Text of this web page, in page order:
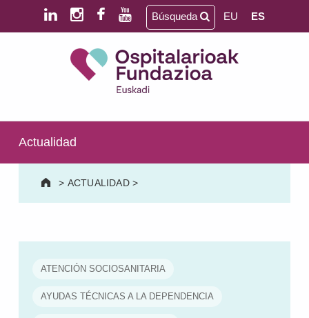
Saltar al contenido principal
Saltar al pie de página
SALUD MENTAL | DISCAPACIDAD INTELECTUAL | NEURORREHABILITACIÓN Y DAÑO CEREBRAL | PERSONA MAYOR
Búsqueda EU ES
Actualidad
> ACTUALIDAD>
ATENCIÓN SOCIOSANITARIA
AYUDAS TÉCNICAS A LA DEPENDENCIA